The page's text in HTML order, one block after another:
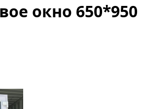
окно 650*950